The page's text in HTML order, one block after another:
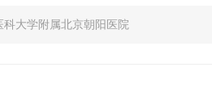
科大学附属北京朝阳医院